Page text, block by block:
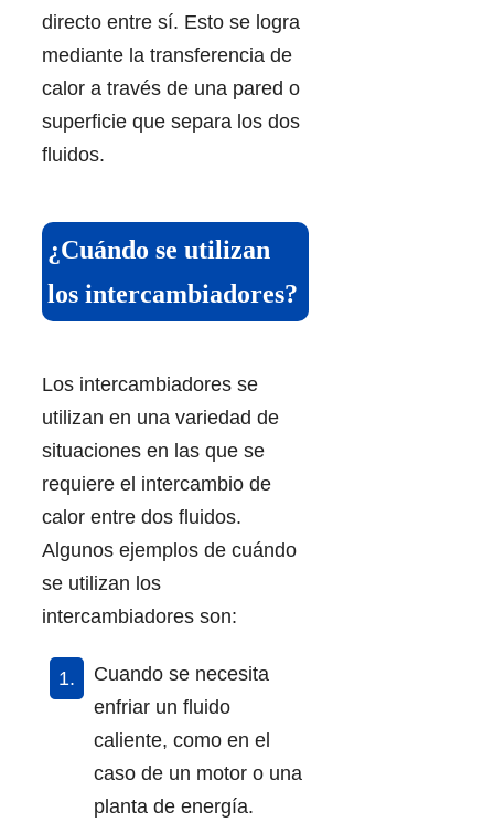
directo entre sí. Esto se logra
mediante la transferencia de
calor a través de una pared o
superficie que separa los dos
fluidos.
¿Cuándo se utilizan
los intercambiadores?
Los intercambiadores se
utilizan en una variedad de
situaciones en las que se
requiere el intercambio de
calor entre dos fluidos.
Algunos ejemplos de cuándo
se utilizan los
intercambiadores son:
Cuando se necesita
enfriar un fluido
caliente, como en el
caso de un motor o una
planta de energía.